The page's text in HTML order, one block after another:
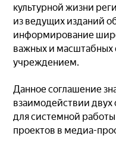
культурной жизни
из ведущих изданий
информирование
важных и масштабных
учреждением.
Данное соглашение
взаимодействии двух
для системной
проектов в медиа-